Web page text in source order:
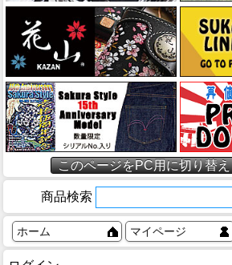
このページをPC用に切り替え
商品検索
ホーム マイページ